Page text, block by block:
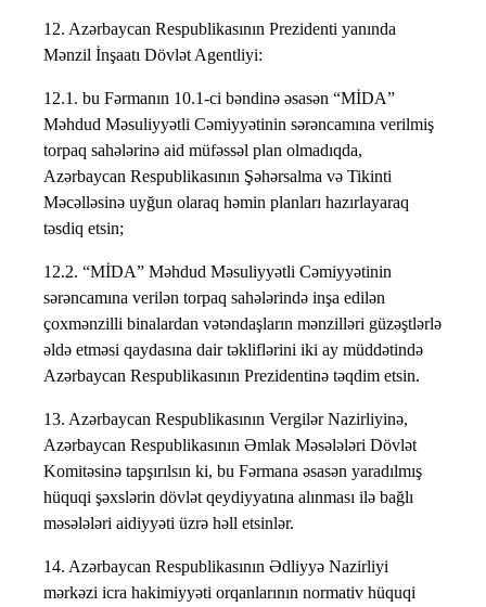
12. Azərbaycan Respublikasının Prezidenti yanında
Mənzil İnşaatı Dövlət Agentliyi:
12.1. bu Fərmanın 10.1-ci bəndinə əsasən “MİDA”
Məhdud Məsuliyyətli Cəmiyyətinin sərəncamına verilmiş
torpaq sahələrinə aid müfəssəl plan olmadıqda,
Azərbaycan Respublikasının Şəhərsalma və Tikinti
Məcəlləsinə uyğun olaraq həmin planları hazırlayaraq
təsdiq etsin;
12.2. “MİDA” Məhdud Məsuliyyətli Cəmiyyətinin
sərəncamına verilən torpaq sahələrində inşa edilən
çoxmənzilli binalardan vətəndaşların mənzilləri güzəştlərlə
əldə etməsi qaydasına dair təkliflərini iki ay müddətində
Azərbaycan Respublikasının Prezidentinə təqdim etsin.
13. Azərbaycan Respublikasının Vergilər Nazirliyinə,
Azərbaycan Respublikasının Əmlak Məsələləri Dövlət
Komitəsinə tapşırılsın ki, bu Fərmana əsasən yaradılmış
hüquqi şəxslərin dövlət qeydiyyatına alınması ilə bağlı
məsələləri aidiyyəti üzrə həll etsinlər.
14. Azərbaycan Respublikasının Ədliyyə Nazirliyi
mərkəzi icra hakimiyyəti orqanlarının normativ hüquqi